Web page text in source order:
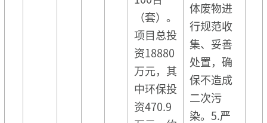
（套）。
项目总投
资18880
万元，其
中环保投
资470.9
体废物进
行规范收
集、妥善
处置，确
保不造成
二次污
染。5.严